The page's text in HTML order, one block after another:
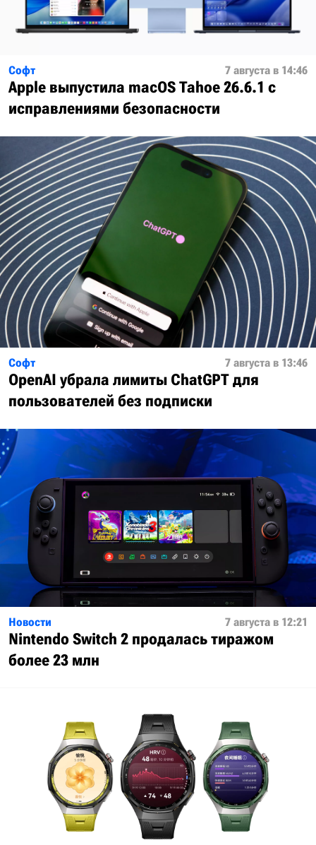
Софт 7 августа в 14:46
Apple выпустила macOS Tahoe 26.6.1 с
исправлениями безопасности
Софт 7 августа в 13:46
OpenAI убрала лимиты ChatGPT для
пользователей без подписки
Новости 7 августа в 12:21
Nintendo Switch 2 продалась тиражом
более 23 млн